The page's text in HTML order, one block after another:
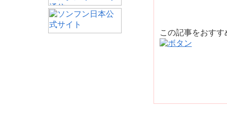
この記事をおす